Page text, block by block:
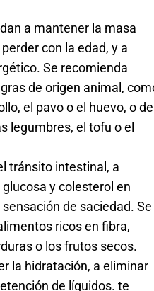
a mantener la masa
con la edad, y a
Se recomienda
de origen animal,
el pavo o el huevo, o de
legumbres, el tofu o el
tránsito intestinal, a
y colesterol en
de saciedad. Se
ricos en fibra,
o los frutos secos.
la hidratación, a eliminar
de líquidos. te